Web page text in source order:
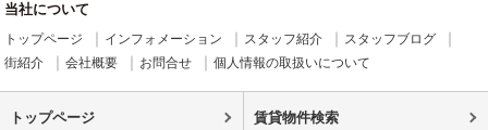
当社について
トップページ インフォメーション スタッフ紹介
スタッフブログ
街紹介
会社概要 お問合せ 個人情報の取扱いについて
トップページ 賃貸物件検索